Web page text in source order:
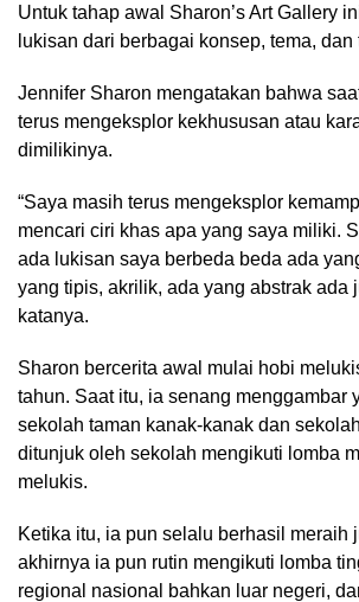
Untuk tahap awal Sharon’s Art Gallery
lukisan dari berbagai konsep, tema,
Jennifer Sharon mengatakan bahwa
terus mengeksplor kekhususan atau
dimilikinya.
“Saya masih terus mengeksplor
mencari ciri khas apa yang saya miliki.
ada lukisan saya berbeda beda ada
yang tipis, akrilik, ada yang abstrak ada
katanya.
Sharon bercerita awal mulai hobi
tahun. Saat itu, ia senang menggambar
sekolah taman kanak-kanak dan
ditunjuk oleh sekolah mengikuti lomba
melukis.
Ketika itu, ia pun selalu berhasil meraih
akhirnya ia pun rutin mengikuti lomba
regional nasional bahkan luar negeri,